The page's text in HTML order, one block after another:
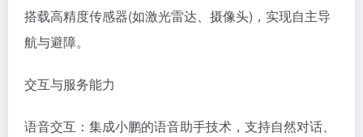
搭载高精度传感器(如激光雷达、摄像头)，实现自主导
航与避障。
交互与服务能力​
语音交互：集成小鹏的语音助手技术，支持自然对话、